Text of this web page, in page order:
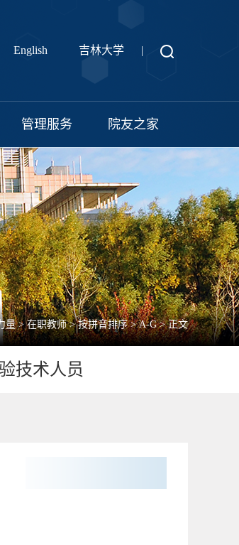
English 吉林大学 |
管理服务 院友之家
量>在职教师>按拼音排序>A-G> 正文
技术人员